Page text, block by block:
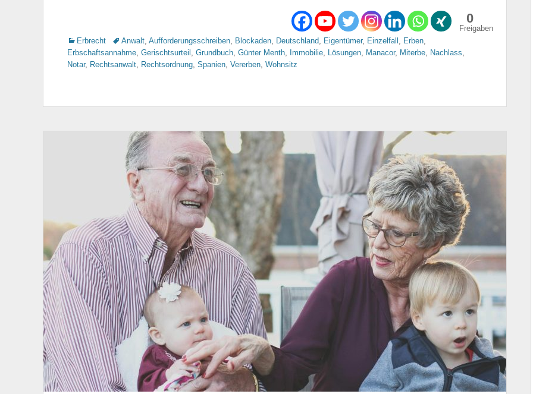
0
Freigaben
Kategorien
Erbrecht TagsAnwalt, Aufforderungsschreiben, Blockaden, Deutschland, Eigentümer, Einzelfall , Erben,
Erbschaftsannahme, Gerischtsurteil , Grundbuch, Günter Menth, Immobilie, Lösungen, Manacor, Miterbe, Nachlass,
Notar, Rechtsanwalt, Rechtsordnung, Spanien, Vererben, Wohnsitz